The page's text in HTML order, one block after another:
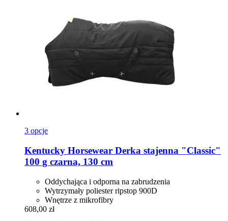
3 opcje
Kentucky Horsewear Derka stajenna "Classic"
100 g czarna, 130 cm
Oddychająca i odporna na zabrudzenia
Wytrzymały poliester ripstop 900D
Wnętrze z mikrofibry
608,00 zł